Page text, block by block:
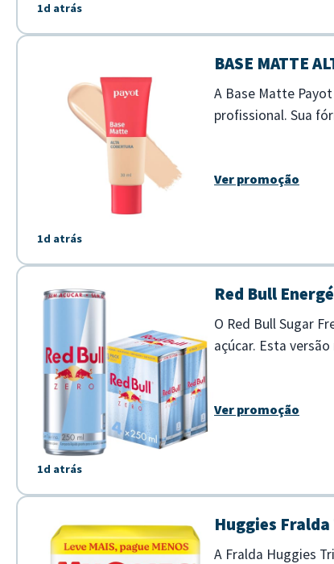
1d atrás
1d atrás
BASE MATTE
A Base Matte
profissional. Sua
Ver promoção
1d atrás
Red Bull
O Red Bull Sugar
açúcar. Esta
Ver promoção
Huggies
A Fralda Huggies